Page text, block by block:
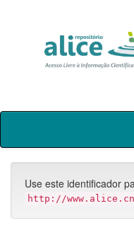
Skip
Use este identificador
http://